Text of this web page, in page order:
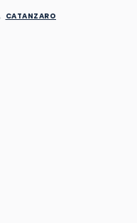
CATANZARO